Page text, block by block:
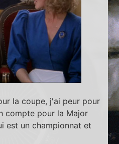
la coupe, j'ai peur pour
compte pour la Major
est un championnat et